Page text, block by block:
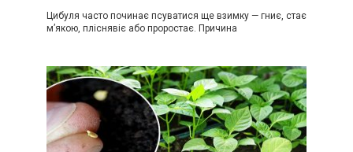
Цибуля часто починає псуватися ще взимку — гниє, стає
м’якою, пліснявіє або проростає. Причина